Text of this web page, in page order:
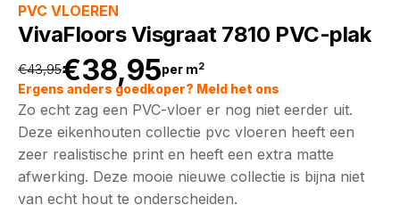
PVC VLOEREN
VivaFloors Visgraat 7810 PVC-plak
€43,95
Oorspronkelijke
prijs
was:
€38,95
Huidige
prijs
is:
per m2
Ergens anders goedkoper? Meld het ons
Zo echt zag een PVC-vloer er nog niet eerder uit.
Deze eikenhouten collectie pvc vloeren heeft een
zeer realistische print en heeft een extra matte
afwerking. Deze mooie nieuwe collectie is bijna niet
van echt hout te onderscheiden.